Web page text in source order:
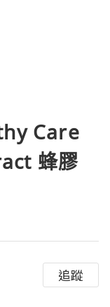
Care
蜂膠
追蹤